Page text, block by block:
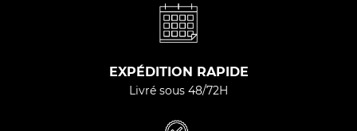
EXPÉDITION RAPIDE
Livré sous 48/72H